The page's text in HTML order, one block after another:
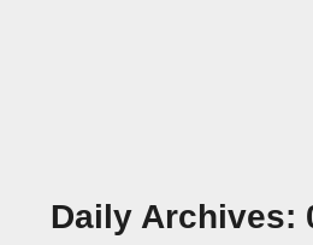
Daily Archives: